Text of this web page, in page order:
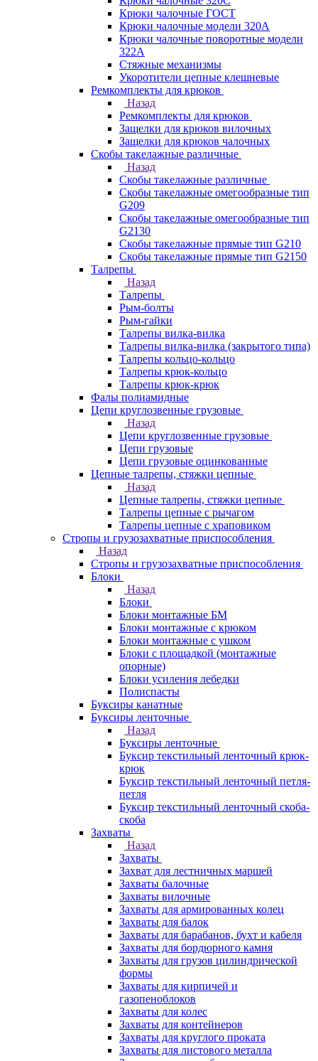
Крюки чалочные ГОСТ
Крюки чалочные модели 320А
Крюки чалочные поворотные модели
322А
Стяжные механизмы
Укоротители цепные клешневые
Ремкомплекты для крюков
Назад
Ремкомплекты для крюков
Защелки для крюков вилочных
Защелки для крюков чалочных
Скобы такелажные различные
Назад
Скобы такелажные различные
Скобы такелажные омегообразные тип
G209
Скобы такелажные омегообразные тип
G2130
Скобы такелажные прямые тип G210
Скобы такелажные прямые тип G2150
Талрепы
Назад
Талрепы
Рым-болты
Рым-гайки
Талрепы вилка-вилка
Талрепы вилка-вилка (закрытого типа)
Талрепы кольцо-кольцо
Талрепы крюк-кольцо
Талрепы крюк-крюк
Фалы полиамидные
Цепи круглозвенные грузовые
Назад
Цепи круглозвенные грузовые
Цепи грузовые
Цепи грузовые оцинкованные
Цепные талрепы, стяжки цепные
Назад
Цепные талрепы, стяжки цепные
Талрепы цепные с рычагом
Талрепы цепные с храповиком
Стропы и грузозахватные приспособления
Назад
Стропы и грузозахватные приспособления
Блоки
Назад
Блоки
Блоки монтажные БМ
Блоки монтажные с крюком
Блоки монтажные с ушком
Блоки с площадкой (монтажные
опорные)
Блоки усиления лебедки
Полиспасты
Буксиры канатные
Буксиры ленточные
Назад
Буксиры ленточные
Буксир текстильный ленточный крюк-
крюк
Буксир текстильный ленточный петля-
петля
Буксир текстильный ленточный скоба-
скоба
Захваты
Назад
Захваты
Захват для лестничных маршей
Захваты балочные
Захваты вилочные
Захваты для армированных колец
Захваты для балок
Захваты для барабанов, бухт и кабеля
Захваты для бордюрного камня
Захваты для грузов цилиндрической
формы
Захваты для кирпичей и
газопеноблоков
Захваты для колес
Захваты для контейнеров
Захваты для круглого проката
Захваты для листового металла